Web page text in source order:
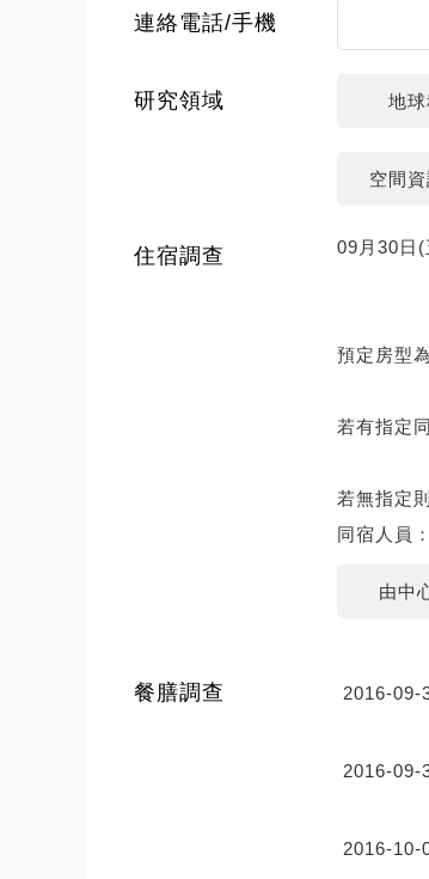
連絡電話/手機
研究領域 地
空間
住宿調查 09月30日(
預定房型
若有指定
若無指定
同宿人員：
由中
餐膳調查 2016-09-
2016-09-
2016-10-